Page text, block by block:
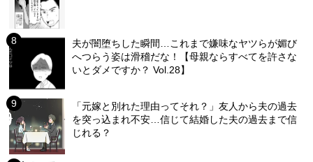
夫が闇堕ちした瞬間…これまで嫌味なヤツらが媚び
へつらう姿は滑稽だな！【母親ならすべてを許さな
いとダメですか？ Vol.28】
「元嫁と別れた理由ってそれ？」友人から夫の過去
を突っ込まれ不安…信じて結婚した夫の過去まで信
じれる？